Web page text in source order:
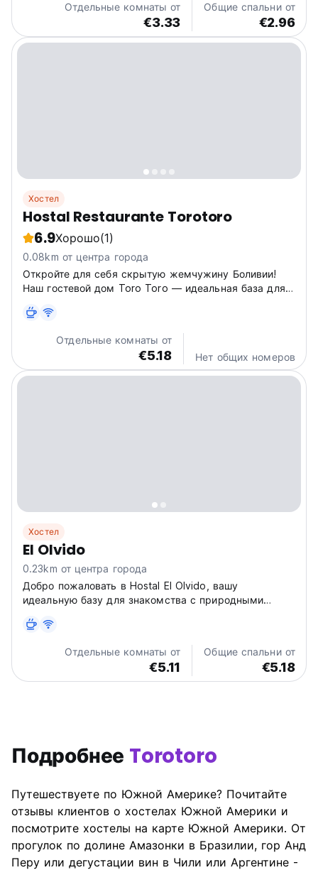
Отдельные комнаты от
€3.33
Общие спальни от
€2.96
Хостел
Hostal Restaurante Torotoro
6.9Хорошо(1)
0.08km от центра города
Откройте для себя скрытую жемчужину Боливии!
Наш гостевой дом Toro Toro — идеальная база для
попробуйте местные блюда в нашем ресторане.
(Auto-translated from original language)
Отдельные комнаты от
€5.18 Нет общих номеров
Хостел
El Olvido
0.23km от центра города
Добро пожаловать в Hostal El Olvido, вашу
идеальную базу для знакомства с природными
города, наш хостел — идеальный выбор для
бэкпекеров и любителей приключений, стремящихся
исследовать древние следы динозавров,...
Отдельные комнаты от
€5.11
Общие спальни от
€5.18
Подробнее Torotoro
Путешествуете по Южной Америке? Почитайте
отзывы клиентов о хостелах Южной Америки и
посмотрите хостелы на карте Южной Америки. От
прогулок по долине Амазонки в Бразилии, гор Анд
Перу или дегустации вин в Чили или Аргентине -